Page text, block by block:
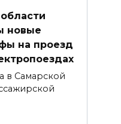
новые
на проезд
в Самарской